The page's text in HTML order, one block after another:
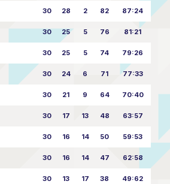
30 28 2 82 87:24
30 25 5 76 81:21
30 25 5 74 79:26
30 24 6 71 77:33
30 21 9 64 70:40
30 17 13 48 63:57
30 16 14 50 59:53
30 16 14 47 62:58
30 13 17 38 49:62